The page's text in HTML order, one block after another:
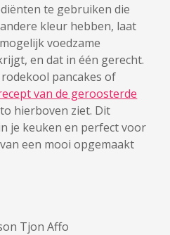
te gebruiken die
kleur hebben, laat
voedzame
en dat in één gerecht.
pancakes of
van de geroosterde
hierboven ziet. Dit
je keuken en perfect voor
een mooi opgemaakt
Tjon Affo